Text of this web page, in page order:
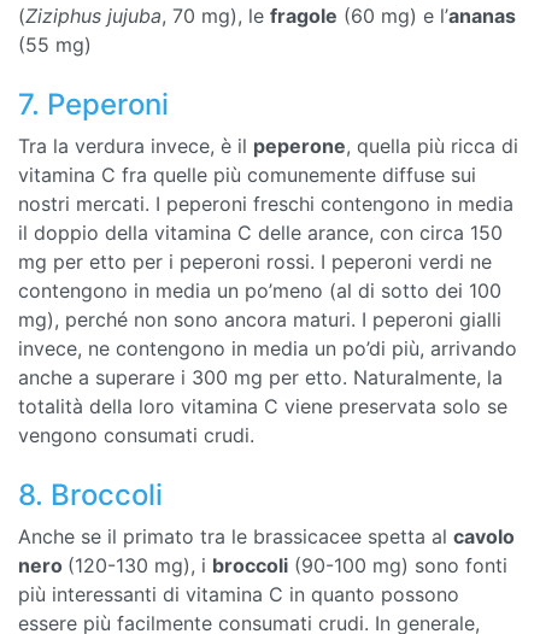
(Ziziphus jujuba, 70 mg), le fragole (60 mg) e l’ananas
(55 mg)
7. Peperoni
Tra la verdura invece, è il peperone, quella più ricca di
vitamina C fra quelle più comunemente diffuse sui
nostri mercati. I peperoni freschi contengono in media
il doppio della vitamina C delle arance, con circa 150
mg per etto per i peperoni rossi. I peperoni verdi ne
contengono in media un po’meno (al di sotto dei 100
mg), perché non sono ancora maturi. I peperoni gialli
invece, ne contengono in media un po’di più, arrivando
anche a superare i 300 mg per etto. Naturalmente, la
totalità della loro vitamina C viene preservata solo se
vengono consumati crudi.
8. Broccoli
Anche se il primato tra le brassicacee spetta al cavolo
nero (120-130 mg), i broccoli (90-100 mg) sono fonti
più interessanti di vitamina C in quanto possono
essere più facilmente consumati crudi. In generale,